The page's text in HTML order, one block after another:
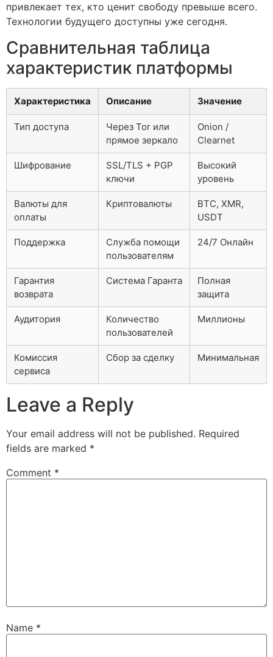
привлекает тех, кто ценит свободу превыше всего.
Технологии будущего доступны уже сегодня.
Сравнительная таблица
характеристик платформы
Характеристика Описание Значение
Тип доступа
Через Tor или
прямое зеркало
Onion /
Clearnet
Шифрование
SSL/TLS + PGP
ключи
Высокий
уровень
Валюты для
оплаты
Криптовалюты
BTC, XMR,
USDT
Поддержка
Служба помощи
пользователям
24/7 Онлайн
Гарантия
возврата
Система Гаранта
Полная
защита
Аудитория
Количество
пользователей
Миллионы
Комиссия
сервиса
Сбор за сделку Минимальная
Leave a Reply
Your email address will not be published. Required
fields are marked *
Comment *
Name *